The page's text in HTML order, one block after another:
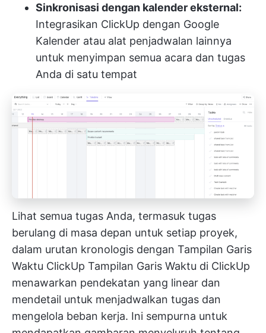
Sinkronisasi dengan kalender eksternal:
Integrasikan ClickUp dengan Google
Kalender atau alat penjadwalan lainnya
untuk menyimpan semua acara dan tugas
Anda di satu tempat
Lihat semua tugas Anda, termasuk tugas
berulang di masa depan untuk setiap proyek,
dalam urutan kronologis dengan Tampilan Garis
Waktu ClickUp Tampilan Garis Waktu di ClickUp
menawarkan pendekatan yang linear dan
mendetail untuk menjadwalkan tugas dan
mengelola beban kerja. Ini sempurna untuk